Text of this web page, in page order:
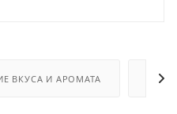
ВКУСА И АРОМАТА